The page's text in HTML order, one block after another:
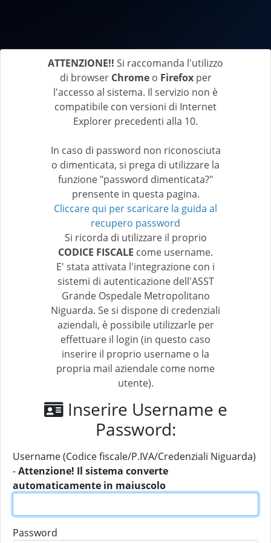
ATTENZIONE!! Si raccomanda l'utilizzo
di browser Chromeo Firefoxper
l'accesso al sistema. Il servizio non è
compatibile con versioni di Internet
Explorer precedenti alla 10.
In caso di password non riconosciuta
o dimenticata, si prega di utilizzare la
funzione "password dimenticata?"
prensente in questa pagina.
Cliccare qui per scaricare la guida al
recupero password
Si ricorda di utilizzare il proprio
CODICE FISCALE come username.
E' stata attivata l'integrazione con i
sistemi di autenticazione dell'ASST
Grande Ospedale Metropolitano
Niguarda. Se si dispone di credenziali
aziendali, è possibile utilizzarle per
effettuare il login (in questo caso
inserire il proprio username o la
propria mail aziendale come nome
utente).
Inserire Username e
Password:
Username (Codice fiscale/P.IVA/Credenziali Niguarda)
-Attenzione! Il sistema converte
automaticamente in maiuscolo
Password